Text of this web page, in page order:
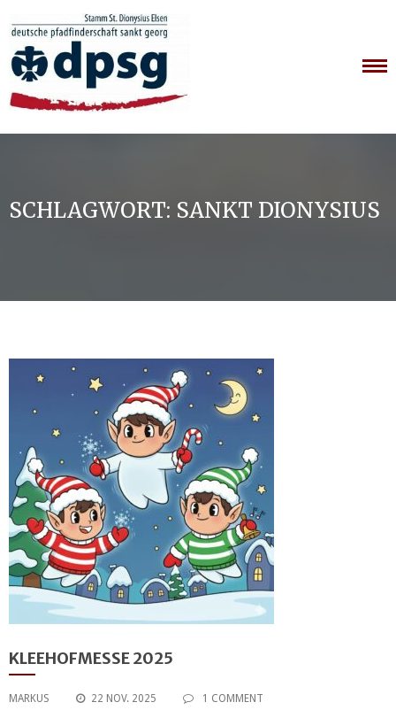
to
content
SCHLAGWORT: SANKT DIONYSIUS
KLEEHOFMESSE 2025
MARKUS 22 NOV. 2025 1 COMMENT